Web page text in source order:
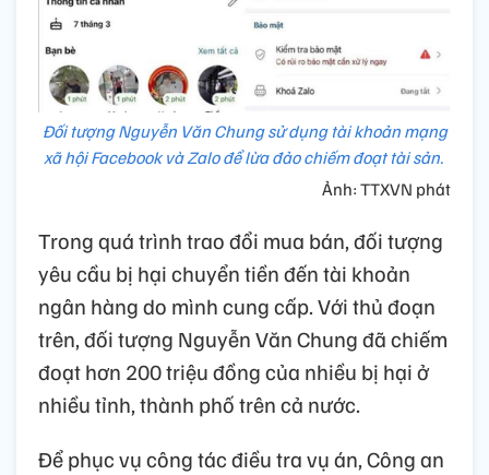
Đối tượng Nguyễn Văn Chung sử dụng tài khoản mạng
xã hội Facebook và Zalo để lừa đảo chiếm đoạt tài sản.
Ảnh: TTXVN phát
Trong quá trình trao đổi mua bán, đối tượng
yêu cầu bị hại chuyển tiền đến tài khoản
ngân hàng do mình cung cấp. Với thủ đoạn
trên, đối tượng Nguyễn Văn Chung đã chiếm
đoạt hơn 200 triệu đồng của nhiều bị hại ở
nhiều tỉnh, thành phố trên cả nước.
Để phục vụ công tác điều tra vụ án, Công an